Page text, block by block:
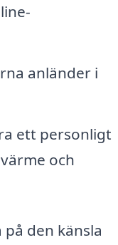
anländer i
ett personligt
och
den känsla